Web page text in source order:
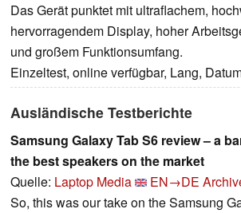
Das Gerät punktet mit ultraflachem,
hervorragendem Display, hoher
und großem Funktionsumfang.
Einzeltest, online verfügbar, Lang,
Ausländische Testberichte
Samsung Galaxy Tab S6 review – a
the best speakers on the market
Quelle: Laptop Media EN→DE
So, this was our take on the Samsung